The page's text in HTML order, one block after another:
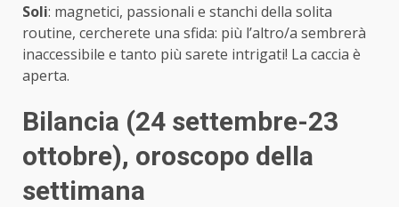
Soli: magnetici, passionali e stanchi della solita
routine, cercherete una sfida: più l’altro/a sembrerà
inaccessibile e tanto più sarete intrigati! La caccia è
aperta.
Bilancia (24 settembre-23
ottobre), oroscopo della
settimana